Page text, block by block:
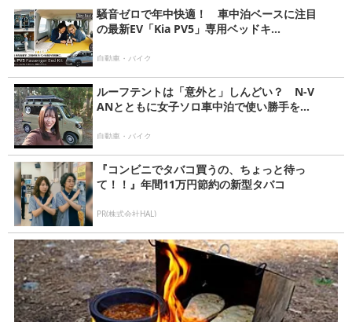
騒音ゼロで年中快適！ 車中泊ベースに注目
の最新EV「Kia PV5」専用ベッドキ...
自動車・バイク
ルーフテントは「意外と」しんどい？ N-V
ANとともに女子ソロ車中泊で使い勝手を...
自動車・バイク
『コンビニでタバコ買うの、ちょっと待っ
て！！』年間11万円節約の新型タバコ
PR(株式会社HAL)